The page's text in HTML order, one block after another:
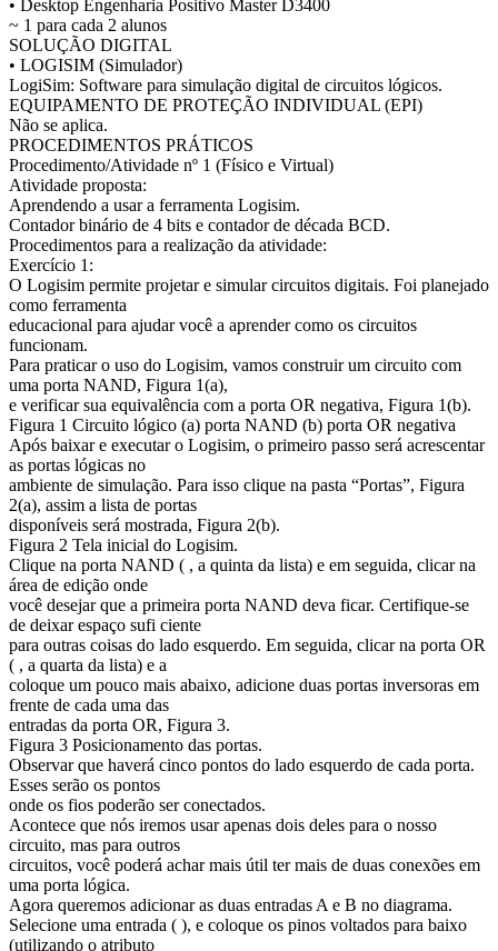
• Desktop Engenharia Positivo Master D3400
~ 1 para cada 2 alunos
SOLUÇÃO DIGITAL
• LOGISIM (Simulador)
LogiSim: Software para simulação digital de circuitos lógicos.
EQUIPAMENTO DE PROTEÇÃO INDIVIDUAL (EPI)
Não se aplica.
PROCEDIMENTOS PRÁTICOS
Procedimento/Atividade nº 1 (Físico e Virtual)
Atividade proposta:
Aprendendo a usar a ferramenta Logisim.
Contador binário de 4 bits e contador de década BCD.
Procedimentos para a realização da atividade:
Exercício 1:
O Logisim permite projetar e simular circuitos digitais. Foi planejado
como ferramenta
educacional para ajudar você a aprender como os circuitos
funcionam.
Para praticar o uso do Logisim, vamos construir um circuito com
uma porta NAND, Figura 1(a),
e verificar sua equivalência com a porta OR negativa, Figura 1(b).
Figura 1 Circuito lógico (a) porta NAND (b) porta OR negativa
Após baixar e executar o Logisim, o primeiro passo será acrescentar
as portas lógicas no
ambiente de simulação. Para isso clique na pasta “Portas”, Figura
2(a), assim a lista de portas
disponíveis será mostrada, Figura 2(b).
Figura 2 Tela inicial do Logisim.
Clique na porta NAND ( , a quinta da lista) e em seguida, clicar na
área de edição onde
você desejar que a primeira porta NAND deva ficar. Certifique-se
de deixar espaço sufi ciente
para outras coisas do lado esquerdo. Em seguida, clicar na porta OR
( , a quarta da lista) e a
coloque um pouco mais abaixo, adicione duas portas inversoras em
frente de cada uma das
entradas da porta OR, Figura 3.
Figura 3 Posicionamento das portas.
Observar que haverá cinco pontos do lado esquerdo de cada porta.
Esses serão os pontos
onde os fios poderão ser conectados.
Acontece que nós iremos usar apenas dois deles para o nosso
circuito, mas para outros
circuitos, você poderá achar mais útil ter mais de duas conexões em
uma porta lógica.
Agora queremos adicionar as duas entradas A e B no diagrama.
Selecione uma entrada ( ), e coloque os pinos voltados para baixo
(utilizando o atributo